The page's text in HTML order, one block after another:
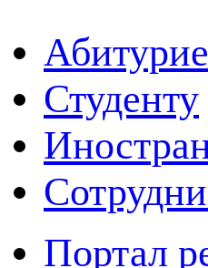
Студенту
Портал